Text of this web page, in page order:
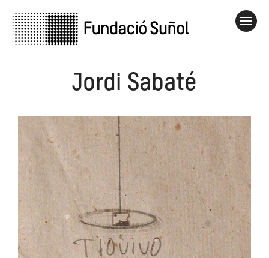
Jordi Sabaté